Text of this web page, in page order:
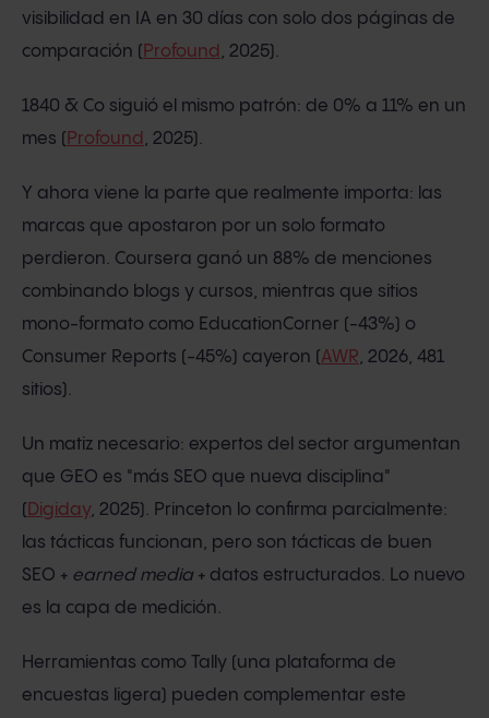
visibilidad en IA en 30 días con solo dos páginas de
comparación ( Profound , 2025).
1840 & Co siguió el mismo patrón: de 0% a 11% en un
mes ( Profound , 2025).
Y ahora viene la parte que realmente importa: las
marcas que apostaron por un solo formato
perdieron. Coursera ganó un 88% de menciones
combinando blogs y cursos, mientras que sitios
mono-formato como EducationCorner (-43%) o
Consumer Reports (-45%) cayeron (AWR, 2026, 481
sitios).
Un matiz necesario: expertos del sector argumentan
que GEO es "más SEO que nueva disciplina"
( Digiday, 2025). Princeton lo confirma parcialmente:
las tácticas funcionan, pero son tácticas de buen
SEO + earned media + datos estructurados. Lo nuevo
es la capa de medición.
Herramientas como Tally (una plataforma de
encuestas ligera) pueden complementar este